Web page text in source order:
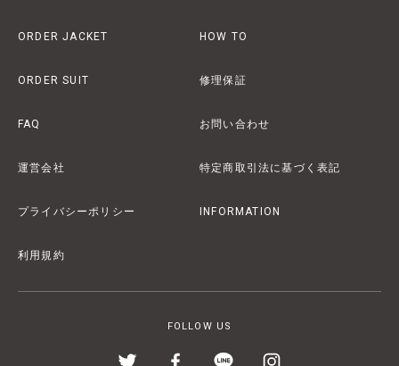
ORDER JACKET HOW TO
ORDER SUIT 修理保証
FAQ お問い合わせ
運営会社 特定商取引法に基づく表記
プライバシーポリシー INFORMATION
利用規約
FOLLOW US